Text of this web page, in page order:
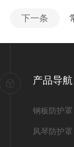
下一条
产品导航
钢板防护罩
风琴防护罩